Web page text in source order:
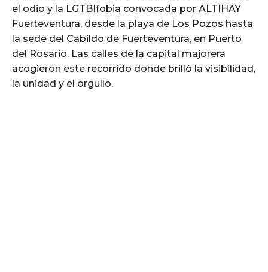
el odio y la LGTBIfobia convocada por ALTIHAY
Fuerteventura, desde la playa de Los Pozos hasta
la sede del Cabildo de Fuerteventura, en Puerto
del Rosario. Las calles de la capital majorera
acogieron este recorrido donde brilló la visibilidad,
la unidad y el orgullo.